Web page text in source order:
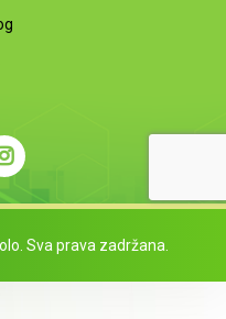
Sva prava zadržana.